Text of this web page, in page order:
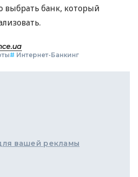
выбрать банк, который
# Интернет-Банкинг
вашей рекламы